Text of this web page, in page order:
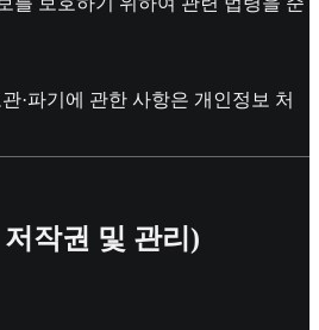
·파기에 관한 사항은 개인정보 처
작권 및 관리)